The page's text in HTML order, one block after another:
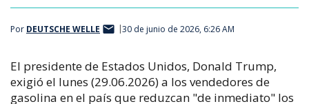
Por DEUTSCHE WELLE 30 de junio de 2026, 6:26 AM
El presidente de Estados Unidos, Donald Trump,
exigió el lunes (29.06.2026) a los vendedores de
gasolina en el país que reduzcan "de inmediato" los